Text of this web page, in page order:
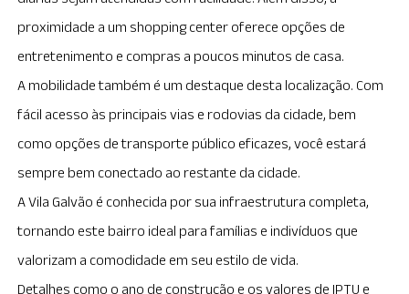
proximidade a um shopping center oferece opções de
entretenimento e compras a poucos minutos de casa.
A mobilidade também é um destaque desta localização. Com
fácil acesso às principais vias e rodovias da cidade, bem
como opções de transporte público eficazes, você estará
sempre bem conectado ao restante da cidade.
A Vila Galvão é conhecida por sua infraestrutura completa,
tornando este bairro ideal para famílias e indivíduos que
valorizam a comodidade em seu estilo de vida.
Detalhes como o ano de construção e os valores de IPTU e